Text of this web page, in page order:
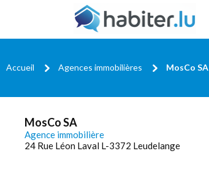
Accueil Agences immobilières MosCo SA
MosCo SA
Agence immobilière
24 Rue Léon Laval L-3372 Leudelange